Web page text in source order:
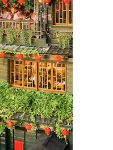
ಅನ್ವೇಷಿಸಿ.